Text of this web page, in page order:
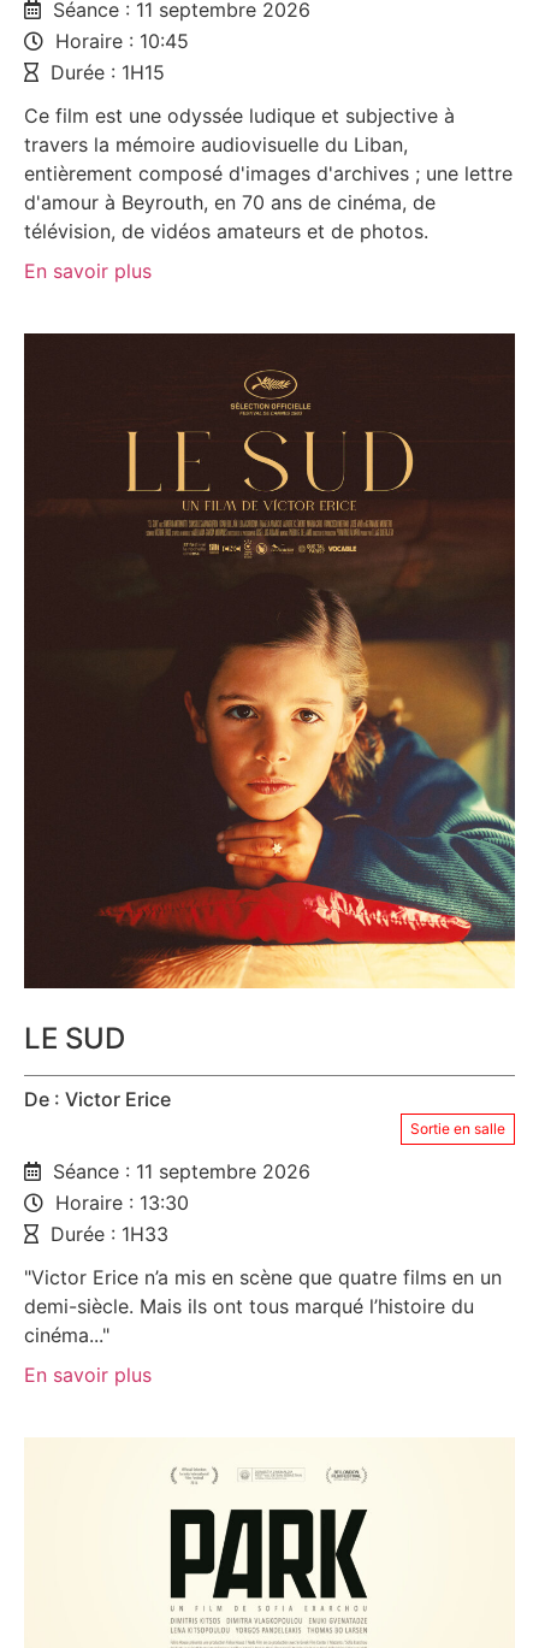
Séance : 11 septembre 2026
Horaire : 10:45
Durée : 1H15
Ce film est une odyssée ludique et subjective à
travers la mémoire audiovisuelle du Liban,
entièrement composé d'images d'archives ; une lettre
d'amour à Beyrouth, en 70 ans de cinéma, de
télévision, de vidéos amateurs et de photos.
En savoir plus
LE SUD
De : Victor Erice
Sortie en salle
Séance : 11 septembre 2026
Horaire : 13:30
Durée : 1H33
"Victor Erice n’a mis en scène que quatre films en un
demi-siècle. Mais ils ont tous marqué l’histoire du
cinéma..."
En savoir plus